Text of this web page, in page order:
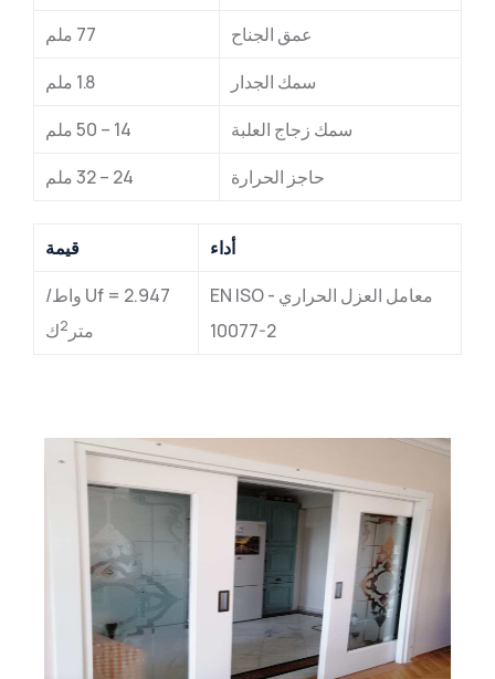
عمق الجناح
77 ملم
سمك الجدار
1.8 ملم
سمك زجاج العلبة
14 – 50 ملم
حاجز الحرارة
24 – 32 ملم
أداء
قيمة
معامل العزل الحراري - EN ISO
10077-2
Uf = 2.947 واط/
متر 2ك